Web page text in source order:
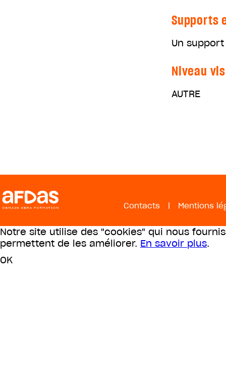
Supports
Un
Niveau
AUTRE
Contacts | Mentions
Notre site utilise des "cookies" qui nous
permettent de les améliorer. En savoir plus.
OK